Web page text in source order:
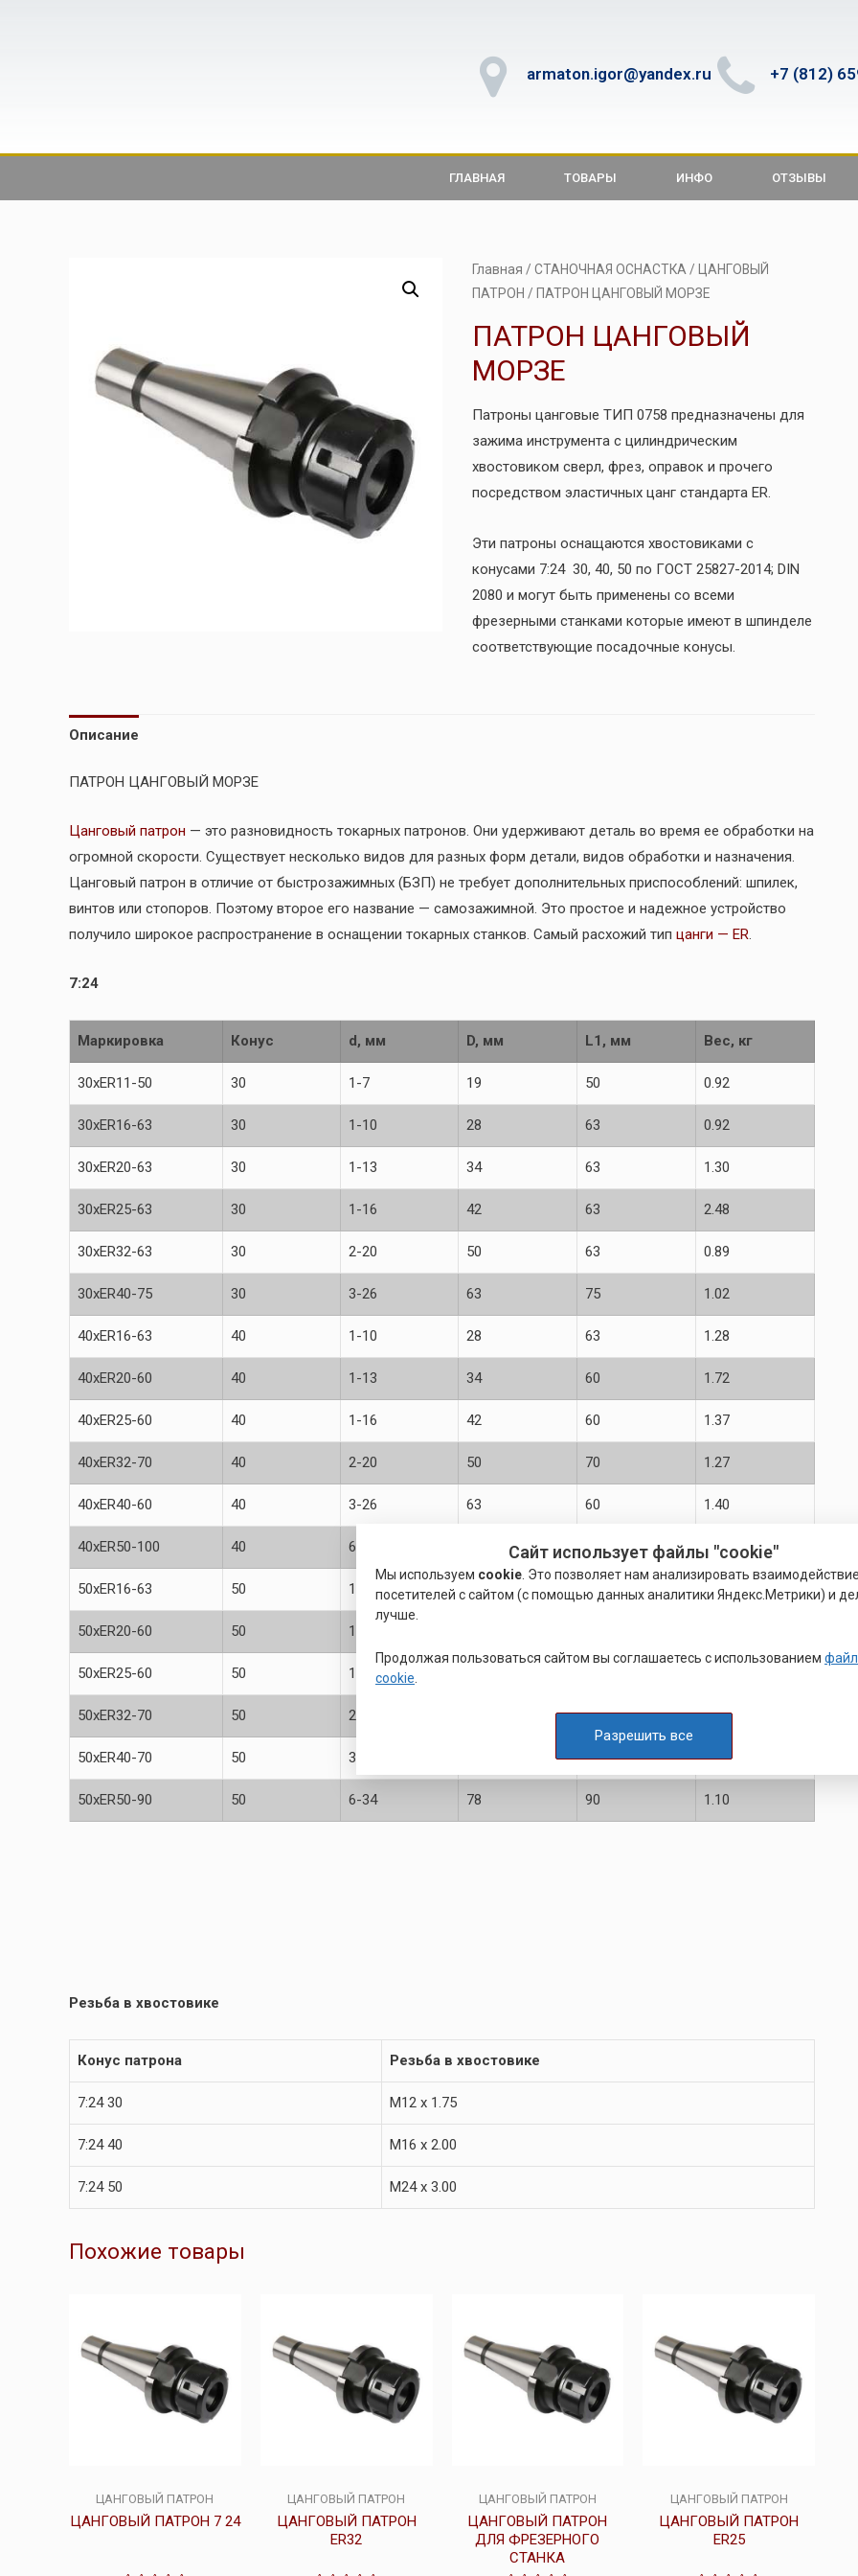
armaton.igor@yandex.ru +7 (812)
ГЛАВНАЯ ТОВАРЫ ИНФО ОТЗЫВЫ
Главная / СТАНОЧНАЯ ОСНАСТКА / ЦАНГОВЫЙ
ПАТРОН / ПАТРОН ЦАНГОВЫЙ МОРЗЕ
ПАТРОН ЦАНГОВЫЙ
МОРЗЕ
Патроны цанговые ТИП 0758 предназначены для
зажима инструмента с цилиндрическим
хвостовиком сверл, фрез, оправок и прочего
посредством эластичных цанг стандарта ER.
Эти патроны оснащаются хвостовиками с
конусами 7:24 30, 40, 50 по ГОСТ 25827-2014; DIN
2080 и могут быть применены со всеми
фрезерными станками которые имеют в шпинделе
соответствующие посадочные конусы.
Описание
ПАТРОН ЦАНГОВЫЙ МОРЗЕ
Цанговый патрон — это разновидность токарных патронов. Они удерживают деталь во время ее обработки на
огромной скорости. Существует несколько видов для разных форм детали, видов обработки и назначения.
Цанговый патрон в отличие от быстрозажимных (БЗП) не требует дополнительных приспособлений: шпилек,
винтов или стопоров. Поэтому второе его название — самозажимной. Это простое и надежное устройство
получило широкое распространение в оснащении токарных станков. Самый расхожий тип цанги — ER.
7:24
Маркировка Конус d, мм D, мм L1, мм Вес, кг
30xER11-50 30 1-7 19 50 0.92
30xER16-63 30 1-10 28 63 0.92
30xER20-63 30 1-13 34 63 1.30
30xER25-63 30 1-16 42 63 2.48
30xER32-63 30 2-20 50 63 0.89
30xER40-75 30 3-26 63 75 1.02
40xER16-63 40 1-10 28 63 1.28
40xER20-60 40 1-13 34 60 1.72
40xER25-60 40 1-16 42 60 1.37
40xER32-70 40 2-20 50 70 1.27
40xER40-60 40 3-26 63 60 1.40
40xER50-100 40 6-34 100 1.6
50xER16-63 50 1-10 28 63 1.20
50xER20-60 50 1-13
50xER25-60 50 1-16
50xER32-70 50 2-20 70 2.78
50xER40-70 50 3-26 70 1.00
50xER50-90 50 6-34 78 90 1.10
Резьба в хвостовике
Конус патрона Резьба в хвостовике
7:24 30 M12 x 1.75
7:24 40 M16 x 2.00
7:24 50 M24 x 3.00
Похожие товары
ЦАНГОВЫЙ ПАТРОН
ЦАНГОВЫЙ ПАТРОН 7 24
ЦАНГОВЫЙ ПАТРОН
ЦАНГОВЫЙ ПАТРОН
ER32
ЦАНГОВЫЙ ПАТРОН
ЦАНГОВЫЙ ПАТРОН
ДЛЯ ФРЕЗЕРНОГО
СТАНКА
ЦАНГОВЫЙ ПАТРОН
ЦАНГОВЫЙ ПАТРОН
ER25
Сайт использует файлы "cookie"
Мы используем cookie . Это позволяет нам анализировать взаимодействие
посетителей с сайтом (с помощью данных аналитики Яндекс.Метрики) и
лучше.
Продолжая пользоваться сайтом вы соглашаетесь с использованием
cookie
Разрешить все